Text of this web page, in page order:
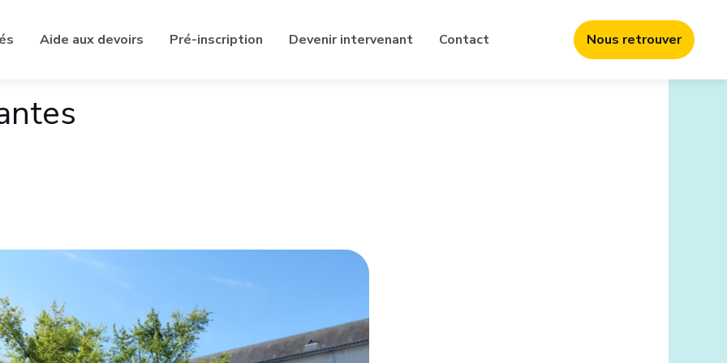
Aide aux devoirs Pré-inscription Devenir intervenant Contact Nous retrouver